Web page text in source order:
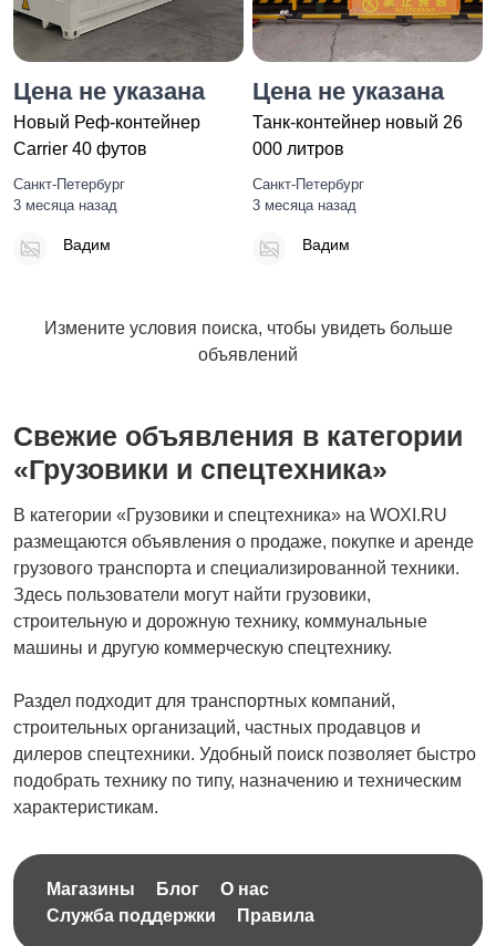
Цена не указана
Новый Реф-контейнер
Carrier 40 футов
Санкт-Петербург
3 месяца назад
Вадим
Цена не указана
Танк-контейнер новый 26
000 литров
Санкт-Петербург
3 месяца назад
Вадим
Измените условия поиска, чтобы увидеть больше
объявлений
Свежие объявления в категории
«Грузовики и спецтехника»
В категории «Грузовики и спецтехника» на WOXI.RU
размещаются объявления о продаже, покупке и аренде
грузового транспорта и специализированной техники.
Здесь пользователи могут найти грузовики,
строительную и дорожную технику, коммунальные
машины и другую коммерческую спецтехнику.
Раздел подходит для транспортных компаний,
строительных организаций, частных продавцов и
дилеров спецтехники. Удобный поиск позволяет быстро
подобрать технику по типу, назначению и техническим
характеристикам.
Магазины Блог
О нас
Служба поддержки
Правила